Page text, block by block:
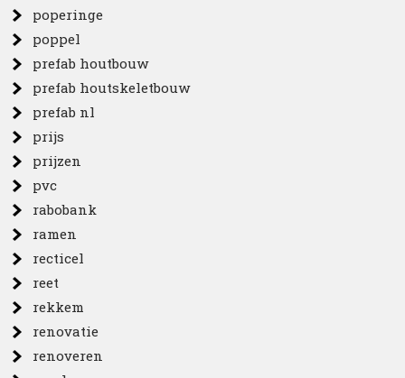
poperinge
poppel
prefab houtbouw
prefab houtskeletbouw
prefab nl
prijs
prijzen
pvc
rabobank
ramen
recticel
reet
rekkem
renovatie
renoveren